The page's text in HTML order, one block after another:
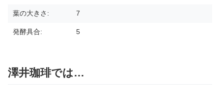
葉の大きさ: 7
発酵具合: 5
澤井珈琲では…